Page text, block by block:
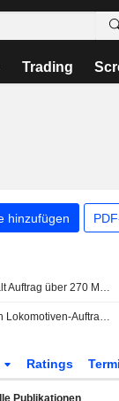
Trading
hinzufügen
ALSTOM S.A erhält Auftrag über 270 Mio. EUR für 25 zusätzliche X'Trapolis 2.0-Züge in Australien
Alstom sichert sich Lokomotiven-Auftrag über 270 Mio. EUR vom australischen Bundesstaat
Ratings
Publikationen